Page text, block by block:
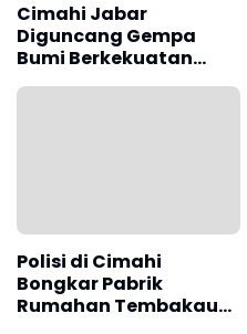
Cimahi Jabar
Diguncang Gempa
Bumi Berkekuatan
Magnitudo 3,0
Polisi di Cimahi
Bongkar Pabrik
Rumahan Tembakau
Sintetis di Batujajar,